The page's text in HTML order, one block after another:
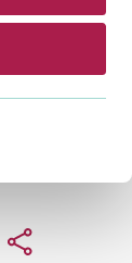
Sdílet